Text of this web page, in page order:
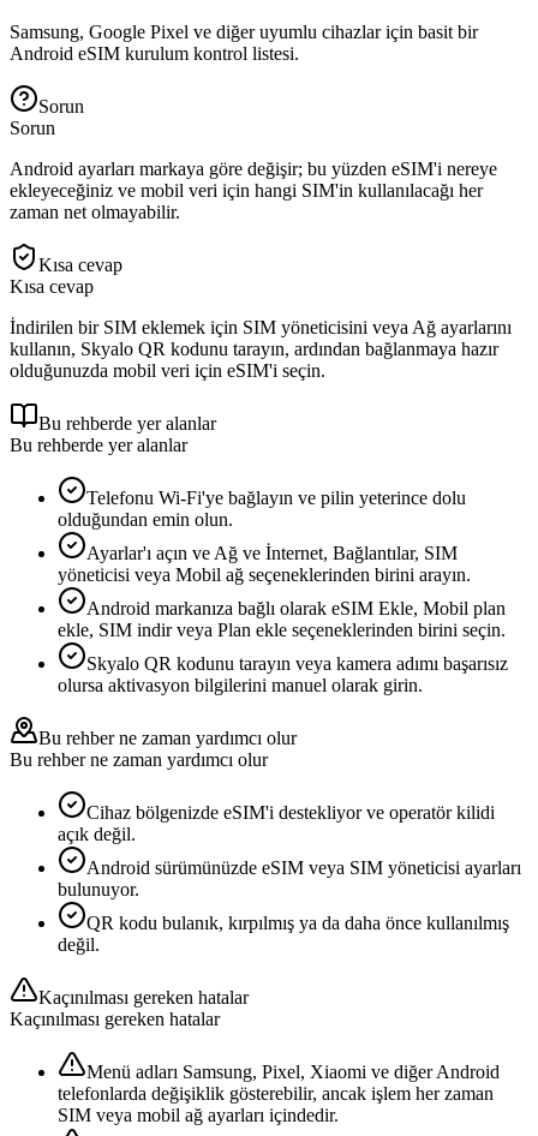
Samsung, Google Pixel ve diğer uyumlu cihazlar için basit bir
Android eSIM kurulum kontrol listesi.
Sorun
Sorun
Android ayarları markaya göre değişir; bu yüzden eSIM'i nereye
ekleyeceğiniz ve mobil veri için hangi SIM'in kullanılacağı her
zaman net olmayabilir.
Kısa cevap
Kısa cevap
İndirilen bir SIM eklemek için SIM yöneticisini veya Ağ ayarlarını
kullanın, Skyalo QR kodunu tarayın, ardından bağlanmaya hazır
olduğunuzda mobil veri için eSIM'i seçin.
Bu rehberde yer alanlar
Bu rehberde yer alanlar
Telefonu Wi-Fi'ye bağlayın ve pilin yeterince dolu
olduğundan emin olun.
Ayarlar'ı açın ve Ağ ve İnternet, Bağlantılar, SIM
yöneticisi veya Mobil ağ seçeneklerinden birini arayın.
Android markanıza bağlı olarak eSIM Ekle, Mobil plan
ekle, SIM indir veya Plan ekle seçeneklerinden birini seçin.
Skyalo QR kodunu tarayın veya kamera adımı başarısız
olursa aktivasyon bilgilerini manuel olarak girin.
Bu rehber ne zaman yardımcı olur
Bu rehber ne zaman yardımcı olur
Cihaz bölgenizde eSIM'i destekliyor ve operatör kilidi
açık değil.
Android sürümünüzde eSIM veya SIM yöneticisi ayarları
bulunuyor.
QR kodu bulanık, kırpılmış ya da daha önce kullanılmış
değil.
Kaçınılması gereken hatalar
Kaçınılması gereken hatalar
Menü adları Samsung, Pixel, Xiaomi ve diğer Android
telefonlarda değişiklik gösterebilir, ancak işlem her zaman
SIM veya mobil ağ ayarları içindedir.